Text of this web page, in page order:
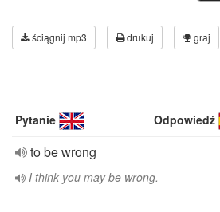
ściągnij mp3 drukuj graj
Pytanie Odpowiedź
to be wrong
I think you may be wrong.